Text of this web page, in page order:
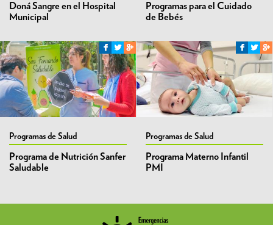
Doná Sangre en el Hospital
Municipal
Programas para el Cuidado
de Bebés
Programas de Salud
Programa de Nutrición Sanfer
Saludable
Programas de Salud
Programa Materno Infantil
PMI